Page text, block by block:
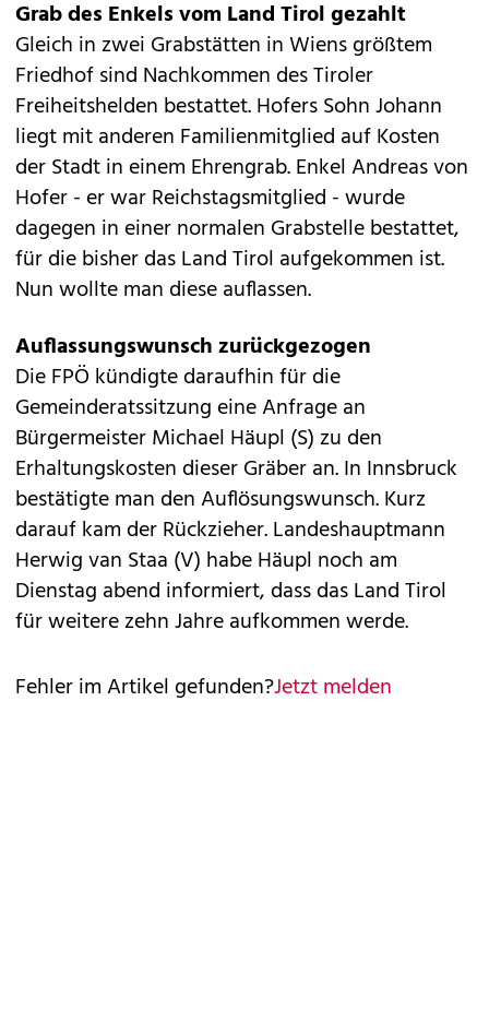
Grab des Enkels vom Land Tirol gezahlt
Gleich in zwei Grabstätten in Wiens größtem
Friedhof sind Nachkommen des Tiroler
Freiheitshelden bestattet. Hofers Sohn Johann
liegt mit anderen Familienmitglied auf Kosten
der Stadt in einem Ehrengrab. Enkel Andreas von
Hofer - er war Reichstagsmitglied - wurde
dagegen in einer normalen Grabstelle bestattet,
für die bisher das Land Tirol aufgekommen ist.
Nun wollte man diese auflassen.
Auflassungswunsch zurückgezogen
Die FPÖ kündigte daraufhin für die
Gemeinderatssitzung eine Anfrage an
Bürgermeister Michael Häupl (S) zu den
Erhaltungskosten dieser Gräber an. In Innsbruck
bestätigte man den Auflösungswunsch. Kurz
darauf kam der Rückzieher. Landeshauptmann
Herwig van Staa (V) habe Häupl noch am
Dienstag abend informiert, dass das Land Tirol
für weitere zehn Jahre aufkommen werde.
Fehler im Artikel gefunden?Jetzt melden